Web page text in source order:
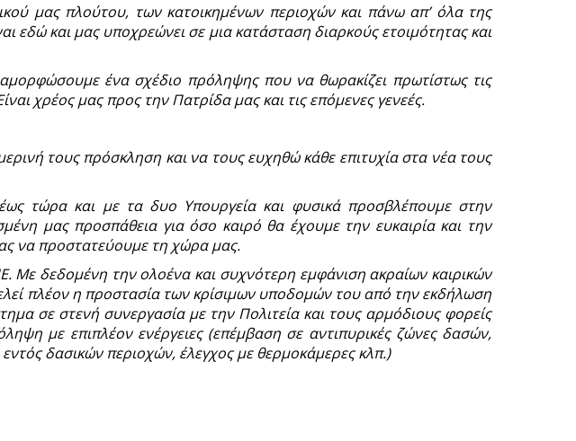
μας πλούτου, των κατοικημένων περιοχών και πάνω απ’ όλα της
εδώ και μας υποχρεώνει σε μια κατάσταση διαρκούς ετοιμότητας και
ένα σχέδιο πρόληψης που να θωρακίζει πρωτίστως τις
χρέος μας προς την Πατρίδα μας και τις επόμενες γενεές.
τους πρόσκληση και να τους ευχηθώ κάθε επιτυχία στα νέα τους
τώρα και με τα δυο Υπουργεία και φυσικά προσβλέπουμε στην
μας προσπάθεια για όσο καιρό θα έχουμε την ευκαιρία και την
να προστατεύουμε τη χώρα μας.
Με δεδομένη την ολοένα και συχνότερη εμφάνιση ακραίων καιρικών
πλέον η προστασία των κρίσιμων υποδομών του από την εκδήλωση
σε στενή συνεργασία με την Πολιτεία και τους αρμόδιους φορείς
με επιπλέον ενέργειες (επέμβαση σε αντιπυρικές ζώνες δασών,
δασικών περιοχών, έλεγχος με θερμοκάμερες κλπ.)